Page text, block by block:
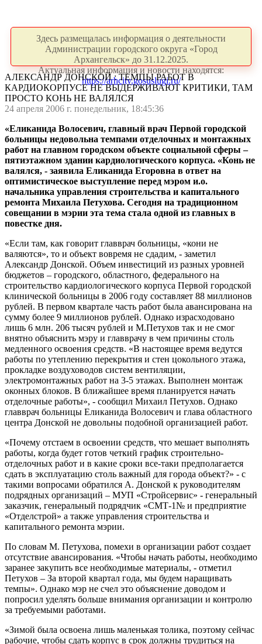
Здесь размещалась информация о деятельности
Администрации городского округа «Город
Архангельск» до 31.12.2025.
Актуальная информация и новости находятся:
https://arhcity.gosuslugi.ru/
АЛЕКСАНДР ДОНСКОЙ : ТЕМПЫ РАБОТ В
КАРДИОКОРПУСЕ НЕ ВЫДЕРЖИВАЮТ КРИТИКИ, ТАМ
ПРОСТО КОНЬ НЕ ВАЛЯЛСЯ
24 апреля 2006 г. понедельник, 18:45:36
«Еликанида Волосевич, главный врач Первой городской
больницы недовольна темпами отделочных и монтажных
работ на главном городском объекте социальной сферы –
пятиэтажном здании кардиологического корпуса. «Конь не
валялся, - заявила Еликанида Егоровна в ответ на
оптимистическое выступление перед мэром и.о.
начальника управления строительства и капитального
ремонта Михаила Петухова. Сегодня на традиционном
совещании в мэрии эта тема стала одной из главных в
повестке дня.
«Если там, как говорит главврач больницы, «кони не
валяются», то и объект вовремя не сдадим, - заметил
Александр Донской. Объем инвестиций из разных уровней
бюджетов – городского, областного, федерального на
строительство кардиологического корпуса Первой городской
клинической больницы в 2006 году составляет 88 миллионов
рублей. В первом квартале часть работ была авансирована на
сумму более 9 миллионов рублей. Однако израсходовано
лишь 6 млн. 206 тысяч рублей и М.Петухов так и не смог
внятно объяснить мэру и главврачу в чем причины столь
медленного освоения средств. «В настоящее время ведутся
работы по утеплению перекрытия и стен цокольного этажа,
прокладке воздуховодов систем вентиляции,
электромонтажных работ на 3-5 этажах. Выполнен монтаж
оконных блоков. В ближайшее время планируется начать
отделочные работы», - сообщил Михаил Петухов. Однако
главврач больницы Еликанида Волосевич и глава областного
центра Донской не довольны подобной организацией работ.
«Почему отстаем в освоении средств, что мешает выполнять
работы, когда будет готов четкий график строительно-
отделочных работ и в какие сроки все-таки предполагается
сдать в эксплуатацию столь важный для города объект?» - с
такими вопросами обратился А. Донской к руководителям
подрядных организаций – МУП «Стройсервис» - генеральный
заказчик, генеральный подрядчик «СМТ-1№ и предприятие
«Отделстрой» а также управления строительства и
капитального ремонта мэрии.
По словам М. Петухова, помехи в организации работ создает
отсутствие авансирования. «Чтобы начать работы, необходимо
заранее закупить все необходимые материалы, - отметил
Петухов – За второй квартал года, мы будем наращивать
темпы». Однако мэр не счел это объяснение доводом и
попросил уделять больше внимания организации и контролю
за требуемыми работами.
«Зимой была освоена лишь маленькая толика, поэтому сейчас
рабочие, чтобы сдать корпус в срок должны трудиться на